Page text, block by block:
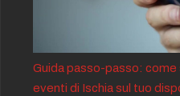
Guida passo-passo: come
eventi di Ischia sul tuo